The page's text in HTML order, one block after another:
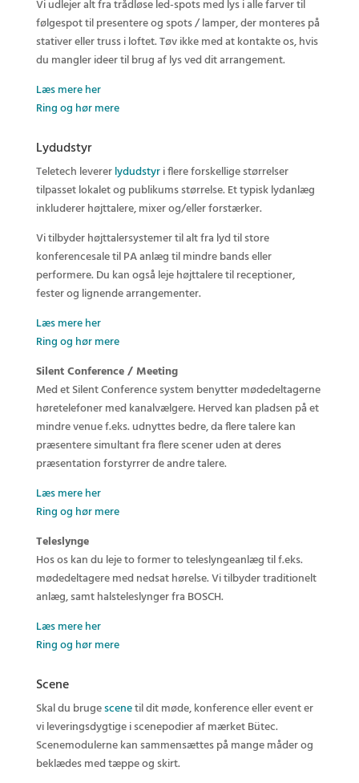
Vi udlejer alt fra trådløse led-spots med lys i alle farver til
følgespot til presentere og spots / lamper, der monteres på
stativer eller truss i loftet. Tøv ikke med at kontakte os, hvis
du mangler ideer til brug af lys ved dit arrangement.
Læs mere her
Ring og hør mere
Lydudstyr
Teletech levererlydudstyri flere forskellige størrelser
tilpasset lokalet og publikums størrelse. Et typisk lydanlæg
inkluderer højttalere, mixer og/eller forstærker.
Vi tilbyder højttalersystemer til alt fra lyd til store
konferencesale til PA anlæg til mindre bands eller
performere. Du kan også leje højttalere til receptioner,
fester og lignende arrangementer.
Læs mere her
Ring og hør mere
Silent Conference / Meeting
Med et Silent Conference system benytter mødedeltagerne
høretelefoner med kanalvælgere. Herved kan pladsen på et
mindre venue f.eks. udnyttes bedre, da flere talere kan
præsentere simultant fra flere scener uden at deres
præsentation forstyrrer de andre talere.
Læs mere her
Ring og hør mere
Teleslynge
Hos os kan du leje to former to teleslyngeanlæg til f.eks.
mødedeltagere med nedsat hørelse. Vi tilbyder traditionelt
anlæg, samt halsteleslynger fra BOSCH.
Læs mere her
Ring og hør mere
Scene
Skal du brugescenetil dit møde, konference eller event er
vi leveringsdygtige i scenepodier af mærket Bütec.
Scenemodulerne kan sammensættes på mange måder og
beklædes med tæppe og skirt.